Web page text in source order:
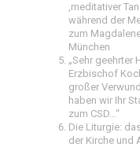
‚meditativer
während der
zum
München
„Sehr geehrter
Erzbischof
großer
haben wir Ihr
zum CSD…“
Die Liturgie:
der Kirche und